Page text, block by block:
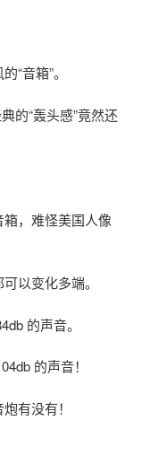
“音箱”。
的“轰头感”竟然还
，难怪美国人像
以变化多端。
的声音。
的声音！
有没有！